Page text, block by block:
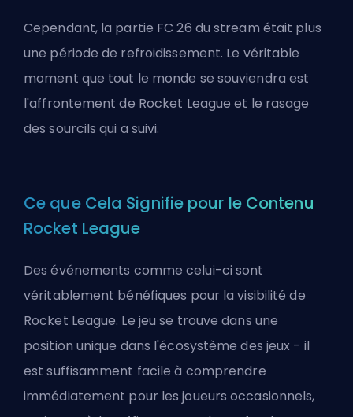
Cependant, la partie FC 26 du stream était plus
une période de refroidissement. Le véritable
moment que tout le monde se souviendra est
l'affrontement de Rocket League et le rasage
des sourcils qui a suivi.
Ce que Cela Signifie pour le Contenu
Rocket League
Des événements comme celui-ci sont
véritablement bénéfiques pour la visibilité de
Rocket League. Le jeu se trouve dans une
position unique dans l'écosystème des jeux - il
est suffisamment facile à comprendre
immédiatement pour les joueurs occasionnels,